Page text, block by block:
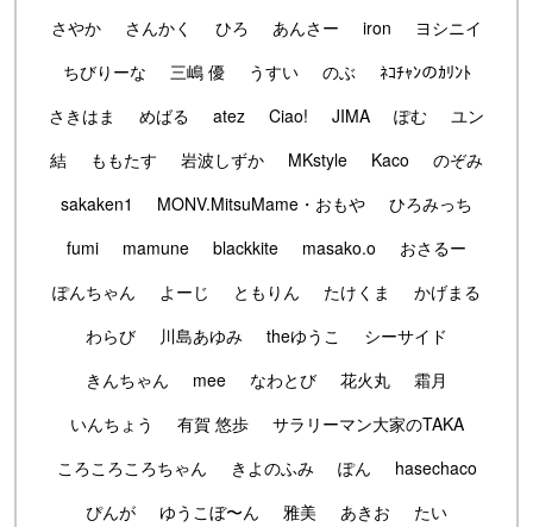
さやか
さんかく ひろ あんさー iron
ヨシニイ
ちびりーな
三嶋 優 うすい のぶ
ﾈｺﾁｬﾝのｶﾘﾝﾄ
さきはま
めばる atez Ciao! JIMA ぽむ
ユン
結
ももたす 岩波しずか MKstyle Kaco
のぞみ
sakaken1
MONV.MitsuMame・おもや
ひろみっち
fumi
mamune blackkite masako.o
おさるー
ぽんちゃん
よーじ ともりん たけくま
かげまる
わらび
川島あゆみ theゆうこ
シーサイド
きんちゃん
mee なわとび 花火丸
霜月
いんちょう
有賀 悠歩
サラリーマン大家のTAKA
ころころころちゃん
きよのふみ ぽん
hasechaco
ぴんが
ゆうこぼ〜ん 雅美 あきお
たい